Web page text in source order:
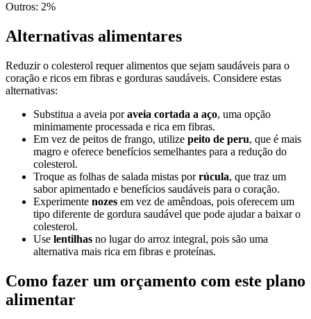
Outros: 2%
Alternativas alimentares
Reduzir o colesterol requer alimentos que sejam saudáveis para o
coração e ricos em fibras e gorduras saudáveis. Considere estas
alternativas:
Substitua a aveia poraveia cortada a aço, uma opção
minimamente processada e rica em fibras.
Em vez de peitos de frango, utilize peito de peru, que é mais
magro e oferece benefícios semelhantes para a redução do
colesterol.
Troque as folhas de salada mistas porrúcula, que traz um
sabor apimentado e benefícios saudáveis para o coração.
Experimente nozes em vez de amêndoas, pois oferecem um
tipo diferente de gordura saudável que pode ajudar a baixar o
colesterol.
Use lentilhas no lugar do arroz integral, pois são uma
alternativa mais rica em fibras e proteínas.
Como fazer um orçamento com este plano
alimentar